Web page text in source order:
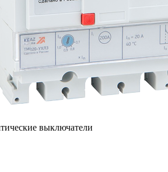
выключатели